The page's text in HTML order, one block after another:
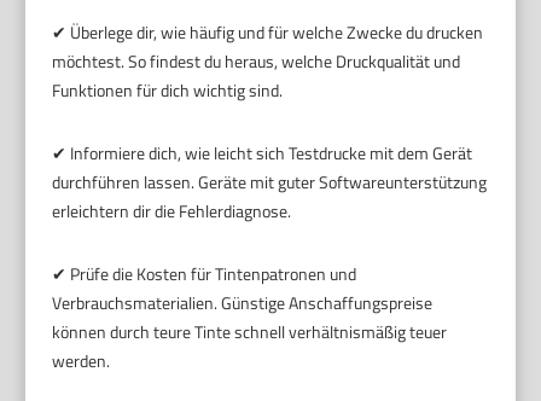
✔ Überlege dir, wie häufig und für welche Zwecke du drucken
möchtest. So findest du heraus, welche Druckqualität und
Funktionen für dich wichtig sind.
✔ Informiere dich, wie leicht sich Testdrucke mit dem Gerät
durchführen lassen. Geräte mit guter Softwareunterstützung
erleichtern dir die Fehlerdiagnose.
✔ Prüfe die Kosten für Tintenpatronen und
Verbrauchsmaterialien. Günstige Anschaffungspreise
können durch teure Tinte schnell verhältnismäßig teuer
werden.